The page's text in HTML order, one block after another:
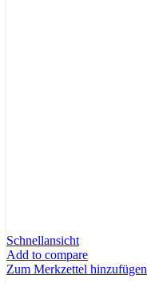
Schnellansicht
Add to compare
Zum Merkzettel hinzufügen